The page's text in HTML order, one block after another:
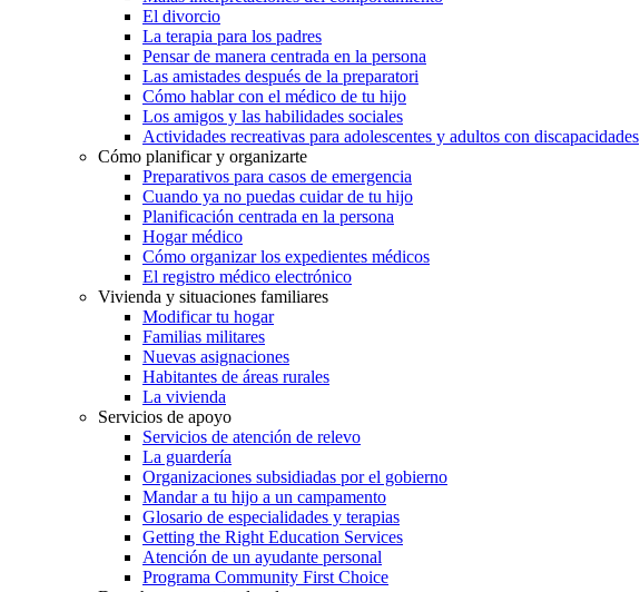
El divorcio
La terapia para los padres
Pensar de manera centrada en la persona
Las amistades después de la preparatori
Cómo hablar con el médico de tu hijo
Los amigos y las habilidades sociales
Actividades recreativas para adolescentes y adultos con discapacidades
Cómo planificar y organizarte
Preparativos para casos de emergencia
Cuando ya no puedas cuidar de tu hijo
Planificación centrada en la persona
Hogar médico
Cómo organizar los expedientes médicos
El registro médico electrónico
Vivienda y situaciones familiares
Modificar tu hogar
Familias militares
Nuevas asignaciones
Habitantes de áreas rurales
La vivienda
Servicios de apoyo
Servicios de atención de relevo
La guardería
Organizaciones subsidiadas por el gobierno
Mandar a tu hijo a un campamento
Glosario de especialidades y terapias
Getting the Right Education Services
Atención de un ayudante personal
Programa Community First Choice